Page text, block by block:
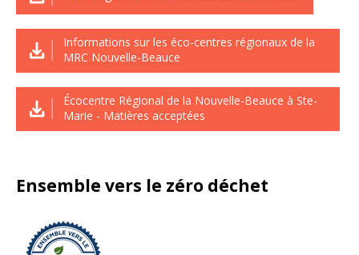
Informations sur les éco-centres régionaux de la
MRC Nouvelle-Beauce
Écocentre Régional de la Nouvelle-Beauce à Ste-
Marie - Matières acceptées
Ensemble vers le zéro déchet